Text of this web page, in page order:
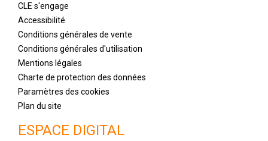
CLE s'engage
Accessibilité
Conditions générales de vente
Conditions générales d'utilisation
Mentions légales
Charte de protection des données
Paramètres des cookies
Plan du site
ESPACE DIGITAL